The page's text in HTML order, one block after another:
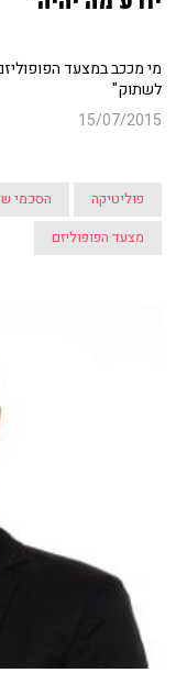
מי מככב במצעד
לשתוק"
15/07/2015
פוליטיקה הסכמי
מצעד הפופוליזם